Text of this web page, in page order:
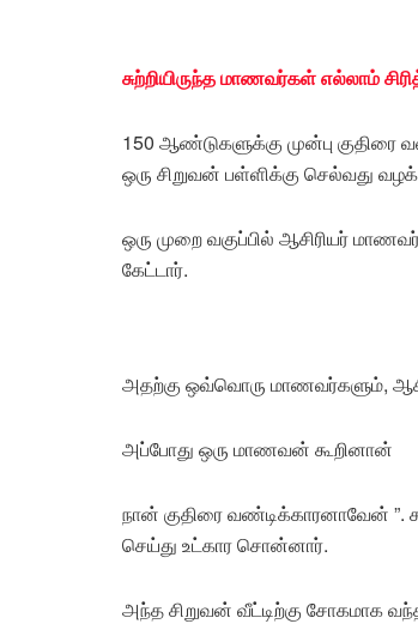
சுற்றியிருந்த மாணவர்கள் எல்லாம்
150 ஆண்டுகளுக்கு முன்பு குதிரை
ஒரு சிறுவன் பள்ளிக்கு செல்வது
ஒரு முறை வகுப்பில் ஆசிரியர்
கேட்டார்.
அதற்கு ஒவ்வொரு மாணவர்களும்,
அப்போது ஒரு மாணவன் கூறினான்
நான் குதிரை வண்டிக்காரனாவேன் ”.
செய்து உட்கார சொன்னார்.
அந்த சிறுவன் வீட்டிற்கு சோகமாக